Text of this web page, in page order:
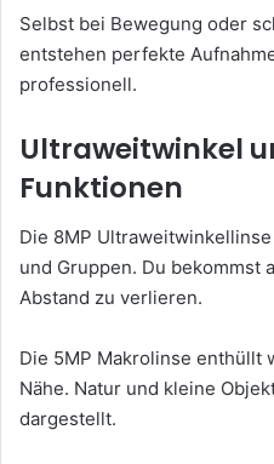
Selbst bei Bewegung oder
entstehen perfekte
professionell.
Ultraweitwinkel
Funktionen
Die 8MP
und Gruppen. Du bekommst
Abstand zu verlieren.
Die 5MP Makrolinse enthüllt
Nähe. Natur und kleine
dargestellt.